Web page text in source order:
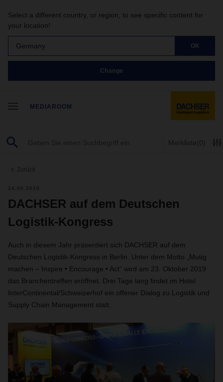
Select a different country, or region, to see specific content for
your location!
Germany OK
Change
MEDIAROOM
Merkliste(0)
Zurück
24.09.2019
DACHSER auf dem Deutschen
Logistik-Kongress
Auch in diesem Jahr präsentiert sich DACHSER auf dem
Deutschen Logistik-Kongress in Berlin. Unter dem Motto „Mutig
machen – Inspire • Encourage • Act“ wird am 23. Oktober 2019
das Branchentreffen eröffnet. Drei Tage lang findet im Hotel
InterContinental/Schweizerhof ein offener Dialog zu Logistik und
Supply Chain Management statt.